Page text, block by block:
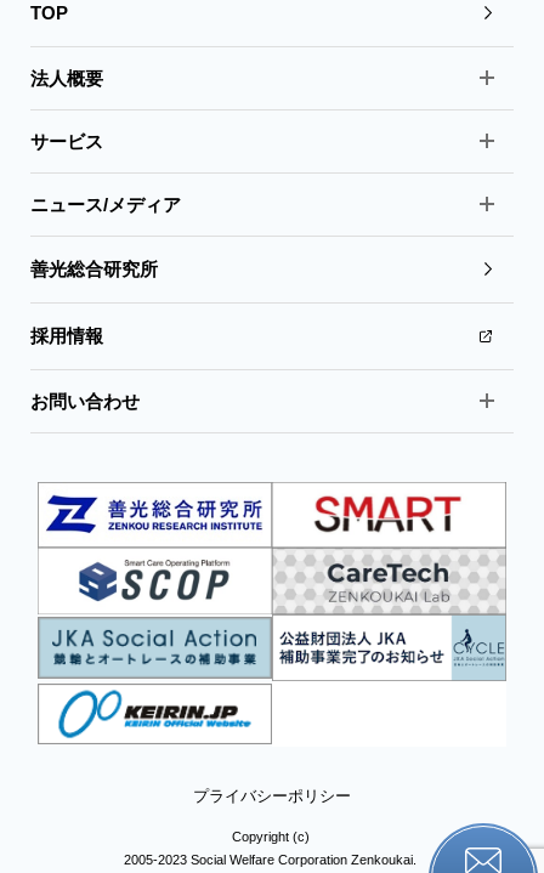
TOP
法人概要
サービス
ニュース/メディア
善光総合研究所
採用情報
お問い合わせ
プライバシーポリシー
Copyright (c)
2005-2023 Social Welfare Corporation Zenkoukai.